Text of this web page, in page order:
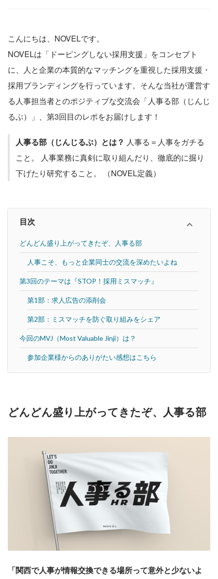
こんにちは、NOVELです。
NOVELは「ドーピングしない採用支援」をコンセプト
に、人と企業の本質的なマッチングを重視した採用支援・
採用ブランディングを行っています。そんな当社が運営す
る人事担当者とのポジティブな交流会「人事る部（じんじ
るぶ）」、第3回目のレポをお届けします！
人事る部（じんじるぶ）とは？ 人事る＝人事をガチる
こと。 人事業務に真剣に取り組んだり、徹底的に掘り
下げたり研究すること。 （NOVEL定義）
目次
どんどん盛り上がってきたぞ、人事る部
人事こそ、もっと企業同士の交流を深めたいよね
第3回のテーマは『STOP！採用ミスマッチ』
第1部：求人広告の添削会
第2部：ミスマッチを防ぐ取り組みをシェア
今回のMVJ（Most Valuable Jinji）は？
参加企業様からのありがたい感想はこちら
どんどん盛り上がってきたぞ、人事る部
「関西で人事が情報交換できる場所って意外と少ないよ